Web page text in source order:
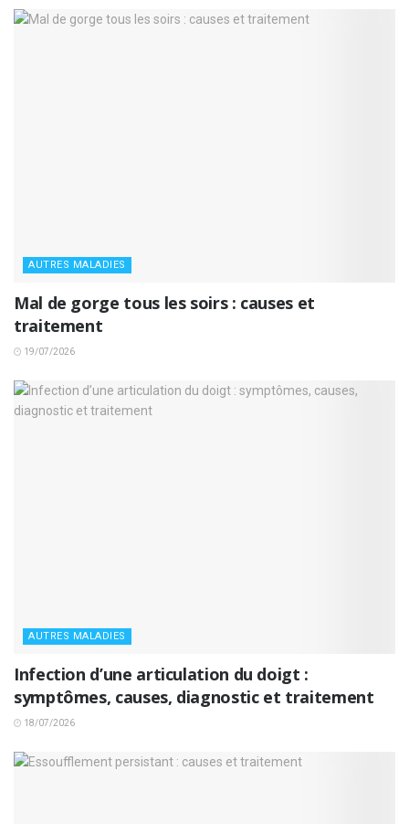
AUTRES MALADIES
Mal de gorge tous les soirs : causes et
traitement
19/07/2026
AUTRES MALADIES
Infection d’une articulation du doigt :
symptômes, causes, diagnostic et traitement
18/07/2026